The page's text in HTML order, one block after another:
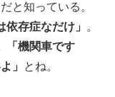
だと知っている。
依存症なだけ」 。
「機関車です
」
とね。